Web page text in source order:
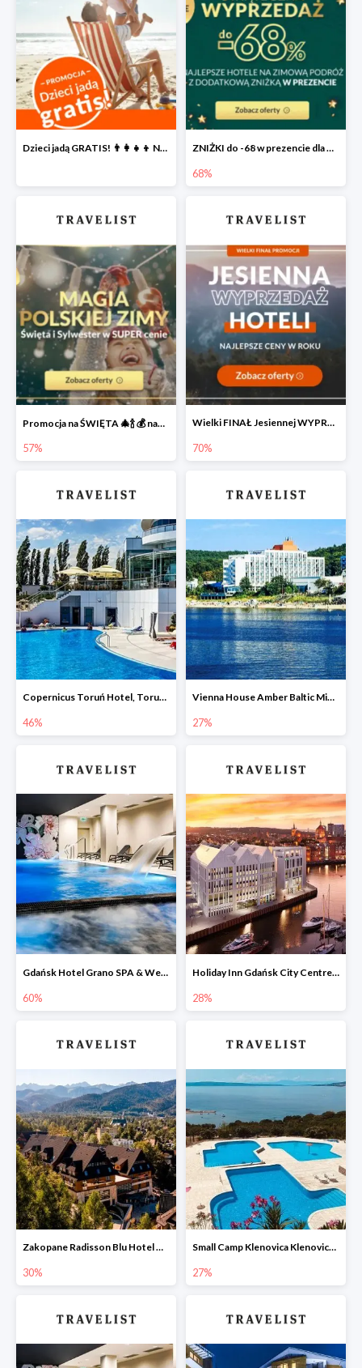
Dzieci jadą GRATIS! 👨‍👩‍👧‍👦 Największa PROMOCJA dla rodzin na Travelist.pl ZNIŻKI do -68 w prezencie dla Ciebie 🎅
68%
Promocja na ŚWIĘTA 🎄🍾 💰 nawet do -57%
57%
Wielki FINAŁ Jesiennej WYPRZEDAŻY Hoteli 🔥
70%
Copernicus Toruń Hotel, Toruń -46%
46%
Vienna House Amber Baltic Miedzyzdroje -27%
27%
Gdańsk Hotel Grano SPA & Wellness w Travelist do -60%
60%
Holiday Inn Gdańsk City Centre, Gdańsk, Wybrzeże -28%
28%
Zakopane Radisson Blu Hotel & Residences Zakopane w Travelist -30%
30%
Small Camp Klenovica Klenovica Chorwacja w Travelist -27%
27%